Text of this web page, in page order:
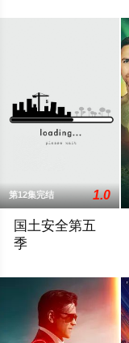
第12集完结 1.0
国土安全第五
季